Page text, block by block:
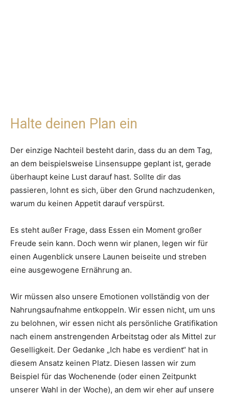
Halte deinen Plan ein
Der einzige Nachteil besteht darin, dass du an dem Tag,
an dem beispielsweise Linsensuppe geplant ist, gerade
überhaupt keine Lust darauf hast. Sollte dir das
passieren, lohnt es sich, über den Grund nachzudenken,
warum du keinen Appetit darauf verspürst.
Es steht außer Frage, dass Essen ein Moment großer
Freude sein kann. Doch wenn wir planen, legen wir für
einen Augenblick unsere Launen beiseite und streben
eine ausgewogene Ernährung an.
Wir müssen also unsere Emotionen vollständig von der
Nahrungsaufnahme entkoppeln. Wir essen nicht, um uns
zu belohnen, wir essen nicht als persönliche Gratifikation
nach einem anstrengenden Arbeitstag oder als Mittel zur
Geselligkeit. Der Gedanke „Ich habe es verdient“ hat in
diesem Ansatz keinen Platz. Diesen lassen wir zum
Beispiel für das Wochenende (oder einen Zeitpunkt
unserer Wahl in der Woche), an dem wir eher auf unsere